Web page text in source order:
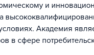
и
Академия
в сфере